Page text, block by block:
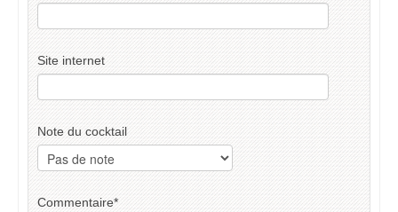
Site internet
Note du cocktail
Commentaire*